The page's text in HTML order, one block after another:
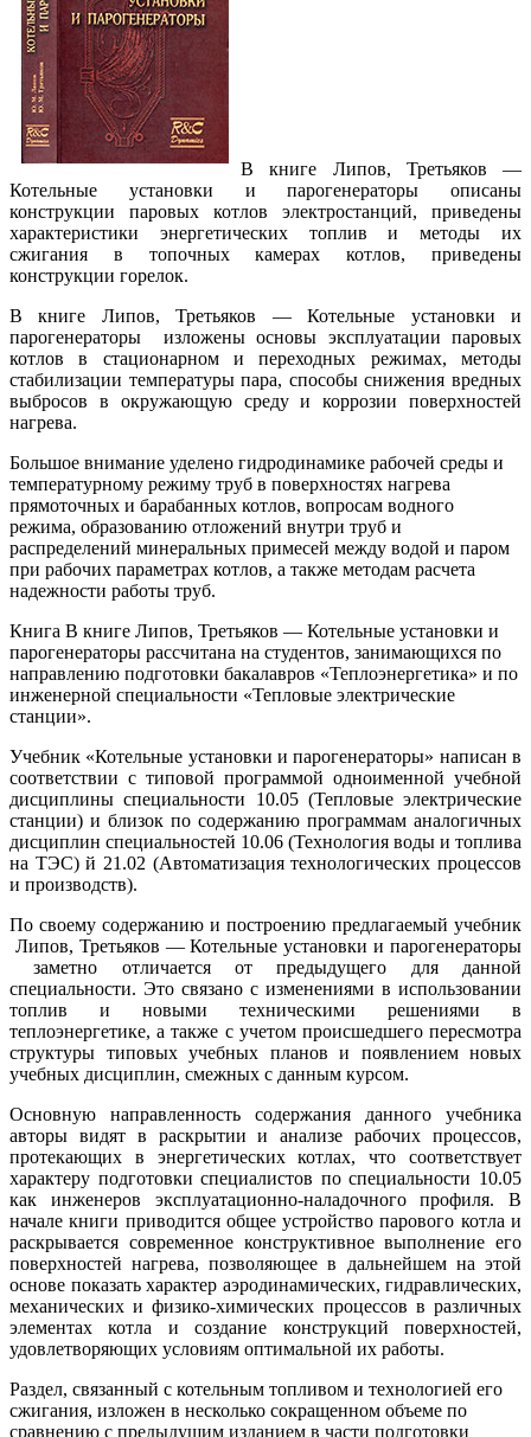
В книге Липов, Третьяков —
Котельные установки и парогенераторы описаны
конструкции паровых котлов электростанций, приведены
характеристики энергетических топлив и методы их
сжигания в топочных камерах котлов, приведены
конструкции горелок.
В книге Липов, Третьяков — Котельные установки и
парогенераторы изложены основы эксплуатации паровых
котлов в стационарном и переходных режимах, методы
стабилизации температуры пара, способы снижения вредных
выбросов в окружающую среду и коррозии поверхностей
нагрева.
Большое внимание уделено гидродинамике рабочей среды и
температурному режиму труб в поверхностях нагрева
прямоточных и барабанных котлов, вопросам водного
режима, образованию отложений внутри труб и
распределений минеральных примесей между водой и паром
при рабочих параметрах котлов, а также методам расчета
надежности работы труб.
Книга В книге Липов, Третьяков — Котельные установки и
парогенераторы рассчитана на студентов, занимающихся по
направлению подготовки бакалавров «Теплоэнергетика» и по
инженерной специальности «Тепловые электрические
станции».
Учебник «Котельные установки и парогенераторы» написан в
соответствии с типовой программой одноименной учебной
дисциплины специальности 10.05 (Тепловые электрические
станции) и близок по содержанию программам аналогичных
дисциплин специальностей 10.06 (Технология воды и топлива
на ТЭС) й 21.02 (Автоматизация технологических процессов
и производств).
По своему содержанию и построению предлагаемый учебник
Липов, Третьяков — Котельные установки и парогенераторы
заметно отличается от предыдущего для данной
специальности. Это связано с изменениями в использовании
топлив и новыми техническими решениями в
теплоэнергетике, а также с учетом происшедшего пересмотра
структуры типовых учебных планов и появлением новых
учебных дисциплин, смежных с данным курсом.
Основную направленность содержания данного учебника
авторы видят в раскрытии и анализе рабочих процессов,
протекающих в энергетических котлах, что соответствует
характеру подготовки специалистов по специальности 10.05
как инженеров эксплуатационно-наладочного профиля. В
начале книги приводится общее устройство парового котла и
раскрывается современное конструктивное выполнение его
поверхностей нагрева, позволяющее в дальнейшем на этой
основе показать характер аэродинамических, гидравлических,
механических и физико-химических процессов в различных
элементах котла и создание конструкций поверхностей,
удовлетворяющих условиям оптимальной их работы.
Раздел, связанный с котельным топливом и технологией его
сжигания, изложен в несколько сокращенном объеме по
сравнению с предыдущим изданием в части подготовки